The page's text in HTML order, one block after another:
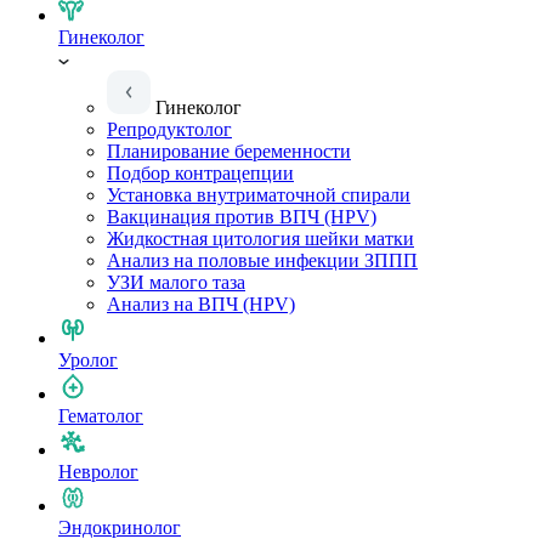
Гинеколог
Гинеколог
Репродуктолог
Планирование беременности
Подбор контрацепции
Установка внутриматочной спирали
Вакцинация против ВПЧ (HPV)
Жидкостная цитология шейки матки
Анализ на половые инфекции ЗППП
УЗИ малого таза
Анализ на ВПЧ (HPV)
Уролог
Гематолог
Невролог
Эндокринолог